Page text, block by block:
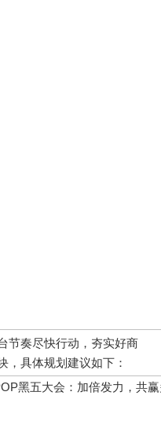
奏尽快行动，夯实好商
，具体规划建议如下：